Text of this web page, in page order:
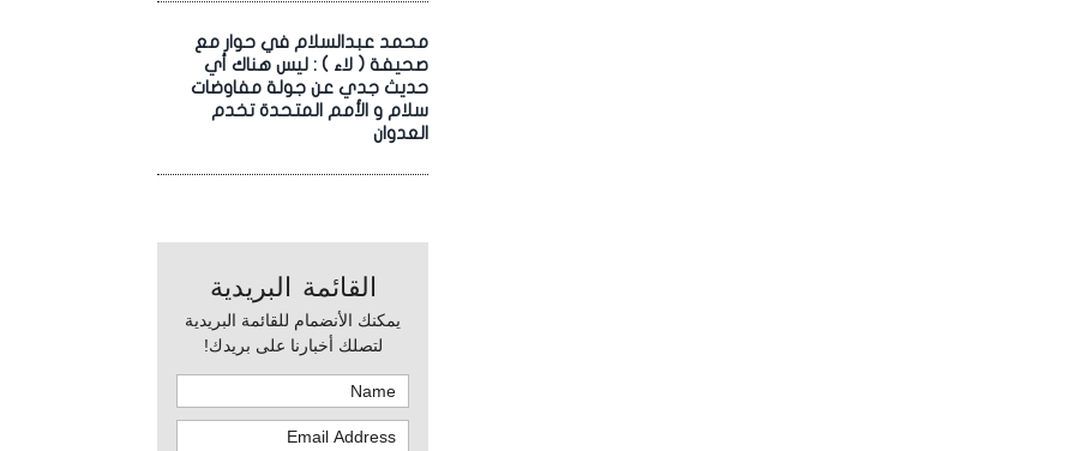
محمد عبدالسلام في حوار مع
صحيفة ( لاء ) : ليس هناك أي
حديث جدي عن جولة مفاوضات
سلام و الأمم المتحدة تخدم
العدوان
القائمة البريدية
يمكنك الأنضمام للقائمة البريدية
لتصلك أخبارنا على بريدك!